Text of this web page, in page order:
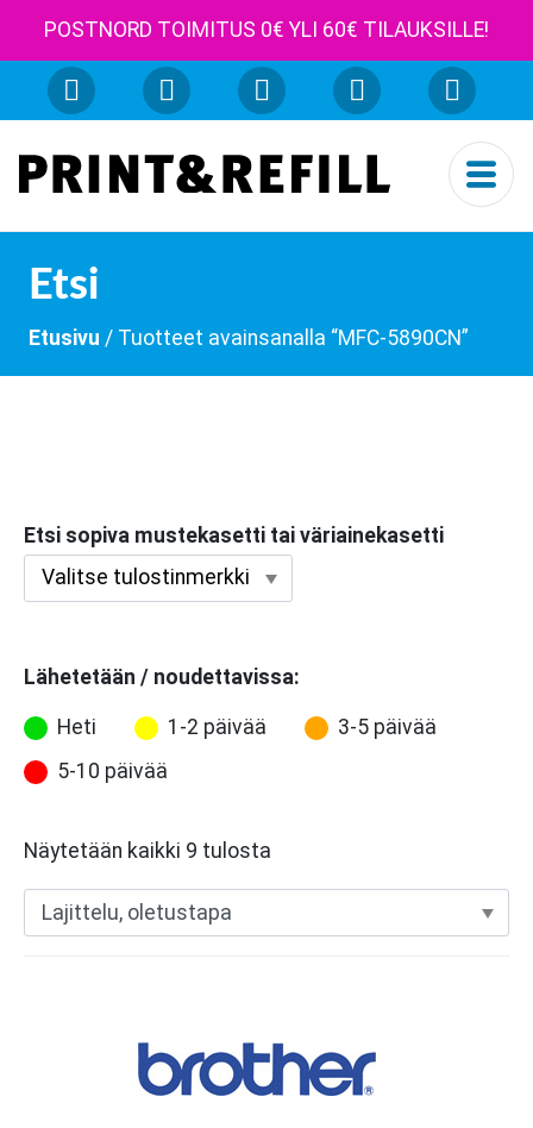
POSTNORD TOIMITUS 0€ YLI 60€ TILAUKSILLE!
Etsi
Etusivu / Tuotteet avainsanalla “MFC-5890CN”
Etsi sopiva mustekasetti tai väriainekasetti
Lähetetään / noudettavissa:
Heti 1-2 päivää
3-5 päivää
5-10 päivää
Näytetään kaikki 9 tulosta